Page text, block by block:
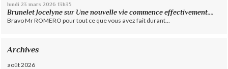
lundi 23 mars 2026 13h35
Brunelet Jocelyne sur Une nouvelle vie commence effectivement....
Bravo Mr ROMERO pour tout ce que vous avez fait durant...
Archives
août 2026